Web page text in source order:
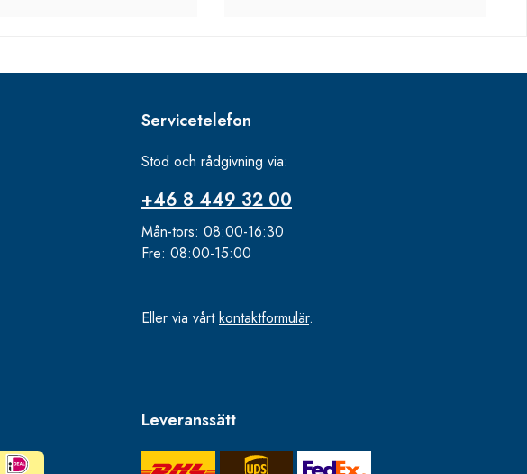
Servicetelefon
Stöd och rådgivning via:
+46 8 449 32 00
Mån-tors: 08:00-16:30
Fre: 08:00-15:00
Eller via vårtkontaktformulär.
Leveranssätt